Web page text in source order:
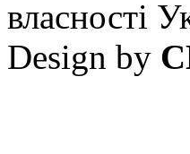
власності
Design by